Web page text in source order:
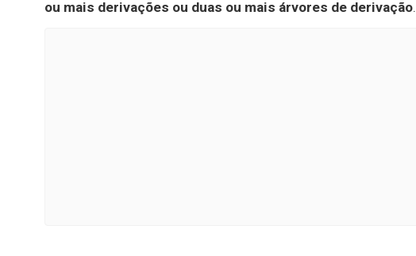
ou mais derivações ou duas ou mais árvores de derivação.